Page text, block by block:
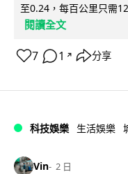
至0.24，每百公里只需
閱讀全文
7 1 ↗ 分享
科技娛樂 生活娛樂
Vin 2 日